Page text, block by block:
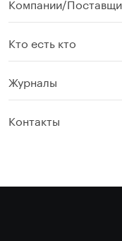
Кто есть кто
Журналы
Контакты